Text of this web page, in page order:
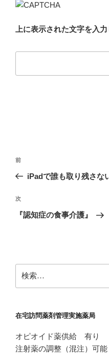
上に表示された文字を入力
投
ナ
ビ
ゲ
ン
前
の
稿
前
iPadで誰も取り残さな
次
の
次
『認知症の食事介護』
索:
在宅訪問薬剤管理実施薬局
オピオイド薬供給 有り
注射薬の調整（混注）可能